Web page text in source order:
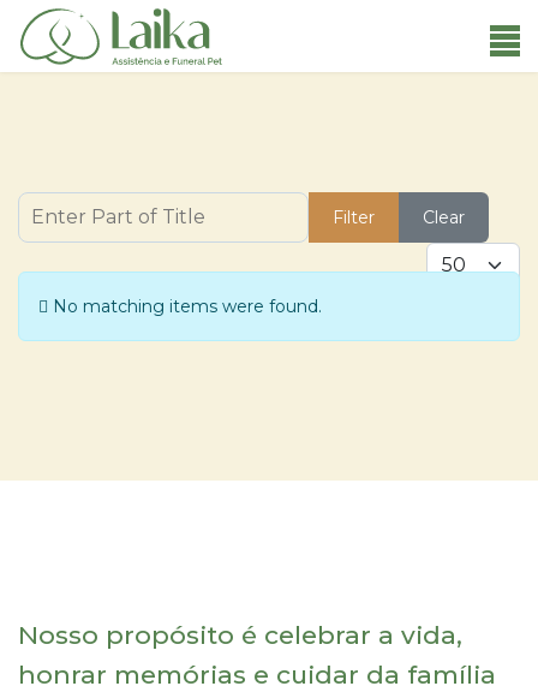
Enter Part of Title
Filter
Clear
Display #
Info
No matching items were found.
Nosso propósito é celebrar a vida,
honrar memórias e cuidar da família